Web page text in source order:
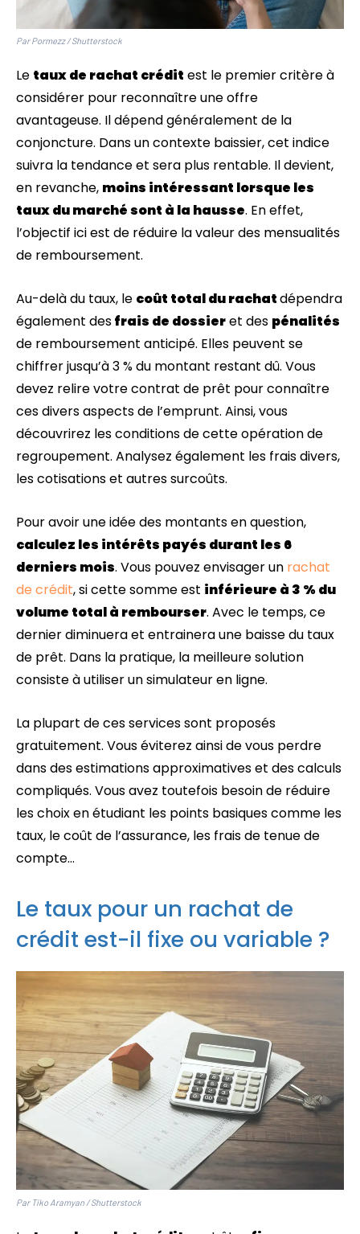
Par Pormezz / Shutterstock
Le taux de rachat crédit est le premier critère à
considérer pour reconnaître une offre
avantageuse. Il dépend généralement de la
conjoncture. Dans un contexte baissier, cet indice
suivra la tendance et sera plus rentable. Il devient,
en revanche, moins intéressant lorsque les
taux du marché sont à la hausse. En effet,
l’objectif ici est de réduire la valeur des mensualités
de remboursement.
Au-delà du taux, le coût total du rachatdépendra
également desfrais de dossieret des pénalités
de remboursement anticipé. Elles peuvent se
chiffrer jusqu’à 3 % du montant restant dû. Vous
devez relire votre contrat de prêt pour connaître
ces divers aspects de l’emprunt. Ainsi, vous
découvrirez les conditions de cette opération de
regroupement. Analysez également les frais divers,
les cotisations et autres surcoûts.
Pour avoir une idée des montants en question,
calculez les intérêts payés durant les 6
derniers mois. Vous pouvez envisager un rachat
de crédit, si cette somme est inférieure à 3 % du
volume total à rembourser. Avec le temps, ce
dernier diminuera et entrainera une baisse du taux
de prêt. Dans la pratique, la meilleure solution
consiste à utiliser un simulateur en ligne.
La plupart de ces services sont proposés
gratuitement. Vous éviterez ainsi de vous perdre
dans des estimations approximatives et des calculs
compliqués. Vous avez toutefois besoin de réduire
les choix en étudiant les points basiques comme les
taux, le coût de l’assurance, les frais de tenue de
compte…
Le taux pour un rachat de
crédit est-il fixe ou variable ?
Par Tiko Aramyan / Shutterstock